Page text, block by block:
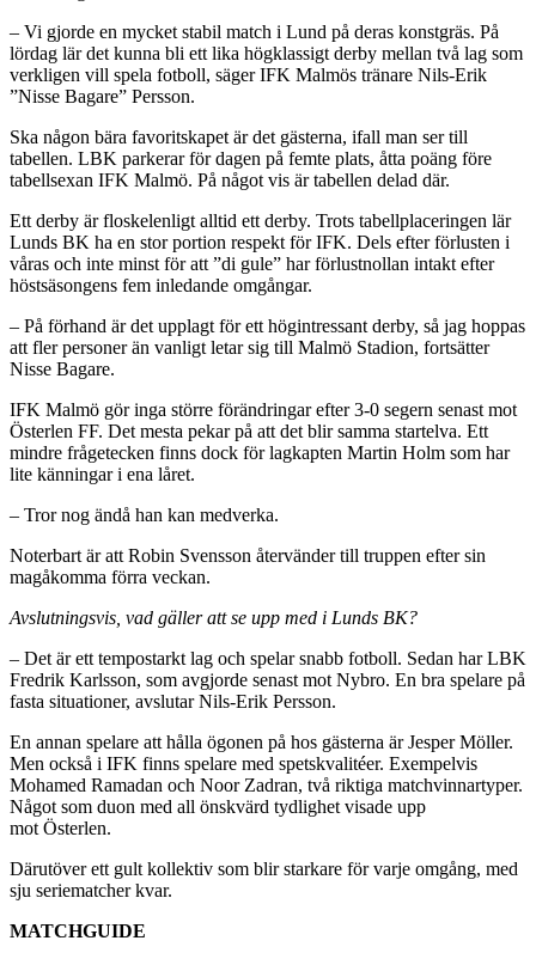
– Vi gjorde en mycket stabil match i Lund på deras konstgräs. På
lördag lär det kunna bli ett lika högklassigt derby mellan två lag som
verkligen vill spela fotboll, säger IFK Malmös tränare Nils-Erik
”Nisse Bagare” Persson.
Ska någon bära favoritskapet är det gästerna, ifall man ser till
tabellen. LBK parkerar för dagen på femte plats, åtta poäng före
tabellsexan IFK Malmö. På något vis är tabellen delad där.
Ett derby är floskelenligt alltid ett derby. Trots tabellplaceringen lär
Lunds BK ha en stor portion respekt för IFK. Dels efter förlusten i
våras och inte minst för att ”di gule” har förlustnollan intakt efter
höstsäsongens fem inledande omgångar.
– På förhand är det upplagt för ett högintressant derby, så jag hoppas
att fler personer än vanligt letar sig till Malmö Stadion, fortsätter
Nisse Bagare.
IFK Malmö gör inga större förändringar efter 3-0 segern senast mot
Österlen FF. Det mesta pekar på att det blir samma startelva. Ett
mindre frågetecken finns dock för lagkapten Martin Holm som har
lite känningar i ena låret.
– Tror nog ändå han kan medverka.
Noterbart är att Robin Svensson återvänder till truppen efter sin
magåkomma förra veckan.
Avslutningsvis, vad gäller att se upp med i Lunds BK?
– Det är ett tempostarkt lag och spelar snabb fotboll. Sedan har LBK
Fredrik Karlsson, som avgjorde senast mot Nybro. En bra spelare på
fasta situationer, avslutar Nils-Erik Persson.
En annan spelare att hålla ögonen på hos gästerna är Jesper Möller.
Men också i IFK finns spelare med spetskvalitéer. Exempelvis
Mohamed Ramadan och Noor Zadran, två riktiga matchvinnartyper.
Något som duon med all önskvärd tydlighet visade upp
mot Österlen.
Därutöver ett gult kollektiv som blir starkare för varje omgång, med
sju seriematcher kvar.
MATCHGUIDE